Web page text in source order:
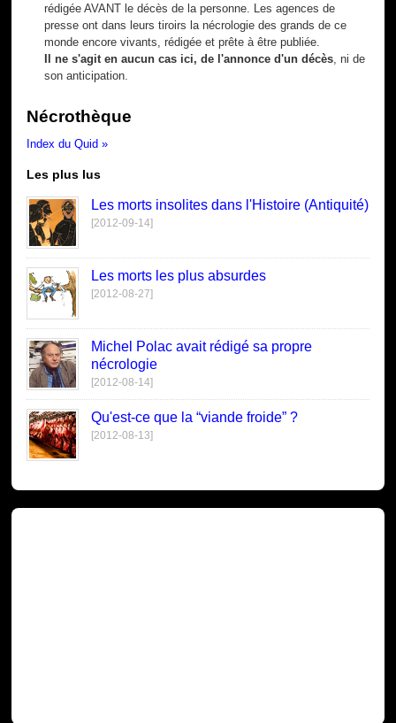
rédigée AVANT le décès de la personne. Les agences de
presse ont dans leurs tiroirs la nécrologie des grands de ce
monde encore vivants, rédigée et prête à être publiée.
Il ne s'agit en aucun cas ici, de l'annonce d'un décès , ni de
son anticipation.
Nécrothèque
Index du Quid »
Les plus lus
Les morts insolites dans l'Histoire (Antiquité)
[2012-09-14]
Les morts les plus absurdes
[2012-08-27]
Michel Polac avait rédigé sa propre
nécrologie
[2012-08-14]
Qu'est-ce que la “viande froide” ?
[2012-08-13]